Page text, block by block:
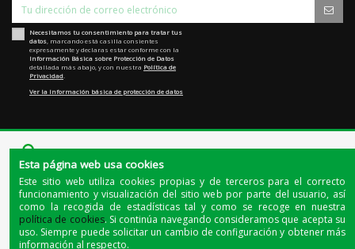
Necesitamos tu consentimiento para tratar tus
datos , marcando está casilla consientes
expresamente y declaras estar conforme con la
Información Básica sobre Protección de Datos
detallada más abajo, y con nuestra Política de
Privacidad
Ver la Información básica de protección de datos
Quienes somos | La tienda de Jerez|El blog del cerdo ibérico
© 2020 - Todos los derechos reservados | INDUSTRIAS CARNICAS EL BELLOTERO, S.A.U.| NIF:
Esta página web usa cookies
Este sitio web utiliza cookies propias y de terceros para el correcto
funcionamiento y visualización del sitio web por parte del usuario, así
como la recogida de estadísticas tal y como se recoge en nuestra
política de cookies. Si continúa navegando consideramos que acepta su
uso. Siempre puede solicitar un cambio de configuración y obtener más
información al respecto.